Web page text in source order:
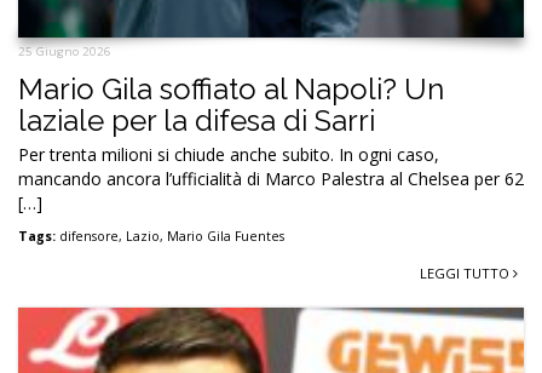
25 Giugno 2026
Mario Gila soffiato al Napoli? Un
laziale per la difesa di Sarri
Per trenta milioni si chiude anche subito. In ogni caso,
mancando ancora l’ufficialità di Marco Palestra al Chelsea per 62
[…]
Tags: difensore, Lazio, Mario Gila Fuentes
LEGGI TUTTO